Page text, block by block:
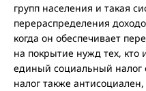
групп населения и такая
перераспределения
когда он обеспечивает
на покрытие нужд тех, кто
единый социальный налог
налог также